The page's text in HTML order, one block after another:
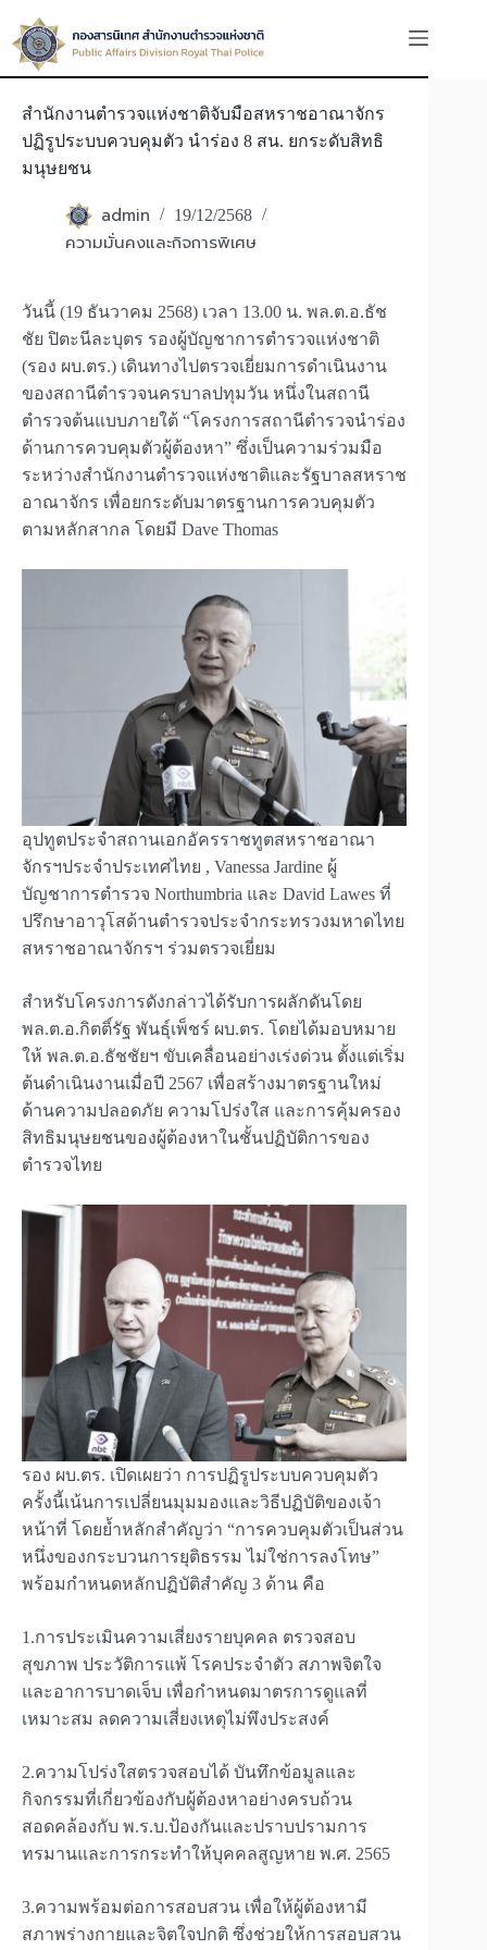
to
content
สำนักงานตำรวจแห่งชาติจับมือสหราชอาณาจักร
ปฏิรูประบบควบคุมตัว นำร่อง 8 สน. ยกระดับสิทธิ
มนุษยชน
admin 19/12/2568
ความมั่นคงและกิจการพิเศษ
วันนี้ (19 ธันวาคม 2568) เวลา 13.00 น. พล.ต.อ.ธัช
ชัย ปิตะนีละบุตร รองผู้บัญชาการตำรวจแห่งชาติ
(รอง ผบ.ตร.) เดินทางไปตรวจเยี่ยมการดำเนินงาน
ของสถานีตำรวจนครบาลปทุมวัน หนึ่งในสถานี
ตำรวจต้นแบบภายใต้ “โครงการสถานีตำรวจนำร่อง
ด้านการควบคุมตัวผู้ต้องหา” ซึ่งเป็นความร่วมมือ
ระหว่างสำนักงานตำรวจแห่งชาติและรัฐบาลสหราช
อาณาจักร เพื่อยกระดับมาตรฐานการควบคุมตัว
ตามหลักสากล โดยมี Dave Thomas
อุปทูตประจำสถานเอกอัครราชทูตสหราชอาณา
จักรฯประจำประเทศไทย , Vanessa Jardine ผู้
บัญชาการตำรวจ Northumbria และ David Lawes ที่
ปรึกษาอาวุโสด้านตำรวจประจำกระทรวงมหาดไทย
สหราชอาณาจักรฯ ร่วมตรวจเยี่ยม
สำหรับโครงการดังกล่าวได้รับการผลักดันโดย
พล.ต.อ.กิตติ์รัฐ พันธุ์เพ็ชร์ ผบ.ตร. โดยได้มอบหมาย
ให้ พล.ต.อ.ธัชชัยฯ ขับเคลื่อนอย่างเร่งด่วน ตั้งแต่เริ่ม
ต้นดำเนินงานเมื่อปี 2567 เพื่อสร้างมาตรฐานใหม่
ด้านความปลอดภัย ความโปร่งใส และการคุ้มครอง
สิทธิมนุษยชนของผู้ต้องหาในชั้นปฏิบัติการของ
ตำรวจไทย
รอง ผบ.ตร. เปิดเผยว่า การปฏิรูประบบควบคุมตัว
ครั้งนี้เน้นการเปลี่ยนมุมมองและวิธีปฏิบัติของเจ้า
หน้าที่ โดยย้ำหลักสำคัญว่า “การควบคุมตัวเป็นส่วน
หนึ่งของกระบวนการยุติธรรม ไม่ใช่การลงโทษ”
พร้อมกำหนดหลักปฏิบัติสำคัญ 3 ด้าน คือ
1.การประเมินความเสี่ยงรายบุคคล ตรวจสอบ
สุขภาพ ประวัติการแพ้ โรคประจำตัว สภาพจิตใจ
และอาการบาดเจ็บ เพื่อกำหนดมาตรการดูแลที่
เหมาะสม ลดความเสี่ยงเหตุไม่พึงประสงค์
2.ความโปร่งใสตรวจสอบได้ บันทึกข้อมูลและ
กิจกรรมที่เกี่ยวข้องกับผู้ต้องหาอย่างครบถ้วน
สอดคล้องกับ พ.ร.บ.ป้องกันและปราบปรามการ
ทรมานและการกระทำให้บุคคลสูญหาย พ.ศ. 2565
3.ความพร้อมต่อการสอบสวน เพื่อให้ผู้ต้องหามี
สภาพร่างกายและจิตใจปกติ ซึ่งช่วยให้การสอบสวน